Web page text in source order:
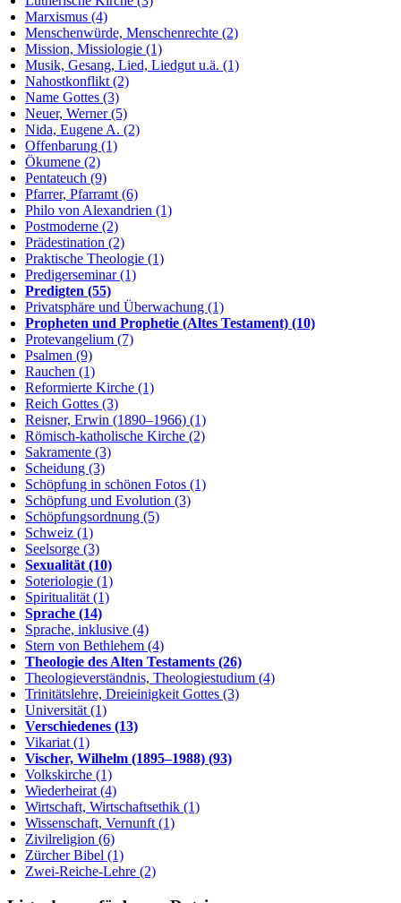
Marxismus (4)
Menschenwürde, Menschenrechte (2)
Mission, Missiologie (1)
Musik, Gesang, Lied, Liedgut u.ä. (1)
Nahostkonflikt (2)
Name Gottes (3)
Neuer, Werner (5)
Nida, Eugene A. (2)
Offenbarung (1)
Ökumene (2)
Pentateuch (9)
Pfarrer, Pfarramt (6)
Philo von Alexandrien (1)
Postmoderne (2)
Prädestination (2)
Praktische Theologie (1)
Predigerseminar (1)
Predigten (55)
Privatsphäre und Überwachung (1)
Propheten und Prophetie (Altes Testament) (10)
Protevangelium (7)
Psalmen (9)
Rauchen (1)
Reformierte Kirche (1)
Reich Gottes (3)
Reisner, Erwin (1890–1966) (1)
Römisch-katholische Kirche (2)
Sakramente (3)
Scheidung (3)
Schöpfung in schönen Fotos (1)
Schöpfung und Evolution (3)
Schöpfungsordnung (5)
Schweiz (1)
Seelsorge (3)
Sexualität (10)
Soteriologie (1)
Spiritualität (1)
Sprache (14)
Sprache, inklusive (4)
Stern von Bethlehem (4)
Theologie des Alten Testaments (26)
Theologieverständnis, Theologiestudium (4)
Trinitätslehre, Dreieinigkeit Gottes (3)
Universität (1)
Verschiedenes (13)
Vikariat (1)
Vischer, Wilhelm (1895–1988) (93)
Volkskirche (1)
Wiederheirat (4)
Wirtschaft, Wirtschaftsethik (1)
Wissenschaft, Vernunft (1)
Zivilreligion (6)
Zürcher Bibel (1)
Zwei-Reiche-Lehre (2)